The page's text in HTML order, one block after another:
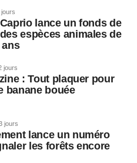
jours
lance un fonds de
espèces animales de
ans
jours
: Tout plaquer pour
banane bouée
jours
lance un numéro
les forêts encore